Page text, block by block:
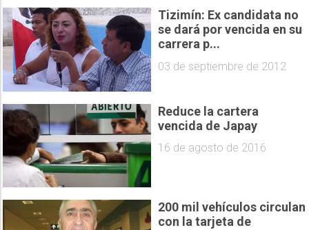
Tizimín: Ex candidata no
se dará por vencida en su
carrera p...
03 de septiembre de 2012
Reduce la cartera
vencida de Japay
16 de agosto de 2016
200 mil vehículos circulan
con la tarjeta de